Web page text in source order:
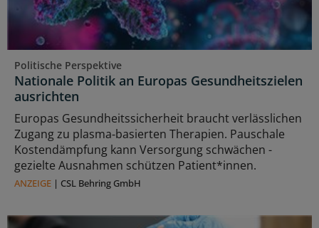
Politische Perspektive
Nationale Politik an Europas Gesundheitszielen
ausrichten
Europas Gesundheitssicherheit braucht verlässlichen
Zugang zu plasma‑basierten Therapien. Pauschale
Kostendämpfung kann Versorgung schwächen -
gezielte Ausnahmen schützen Patient*innen.
ANZEIGE | CSL Behring GmbH